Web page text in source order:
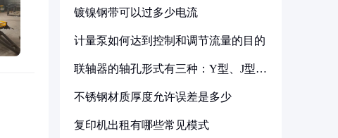
镀镍钢带可以过多少电流
计量泵如何达到控制和调节流量的目的
联轴器的轴孔形式有三种：Y型、J型、
不锈钢材质厚度允许误差是多少
复印机出租有哪些常见模式